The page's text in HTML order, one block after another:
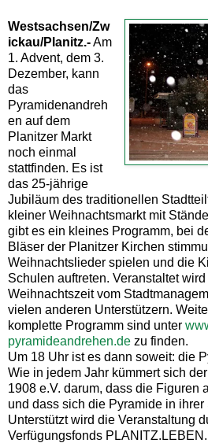
Westsachsen/Zw
ickau/Planitz.-Am
1. Advent, dem 3.
Dezember, kann
das
Pyramidenandreh
en auf dem
Planitzer Markt
noch einmal
stattfinden. Es ist
das 25-jährige
Jubiläum des traditionellen
kleiner Weihnachtsmarkt mit
gibt es ein kleines Programm, bei
Bläser der Planitzer Kirchen
Weihnachtslieder spielen und die
Schulen auftreten. Veranstaltet
Weihnachtszeit vom
vielen anderen Unterstützern.
komplette Programm sind unter
pyramideandrehen.de zu finden.
Um 18 Uhr ist es dann soweit: die
Wie in jedem Jahr kümmert sich
1908 e.V. darum, dass die Figuren
und dass sich die Pyramide in ihrer
Unterstützt wird die Veranstaltung
Verfügungsfonds